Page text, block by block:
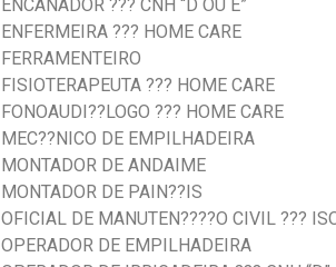
ENCANADOR ??? CNH
ENFERMEIRA ???
FISIOTERAPEUTA ???
FONOAUDI??LOGO
MEC??NICO DE
MONTADOR DE
MONTADOR DE
OFICIAL DE MANUTEN????O CIVIL
OPERADOR DE